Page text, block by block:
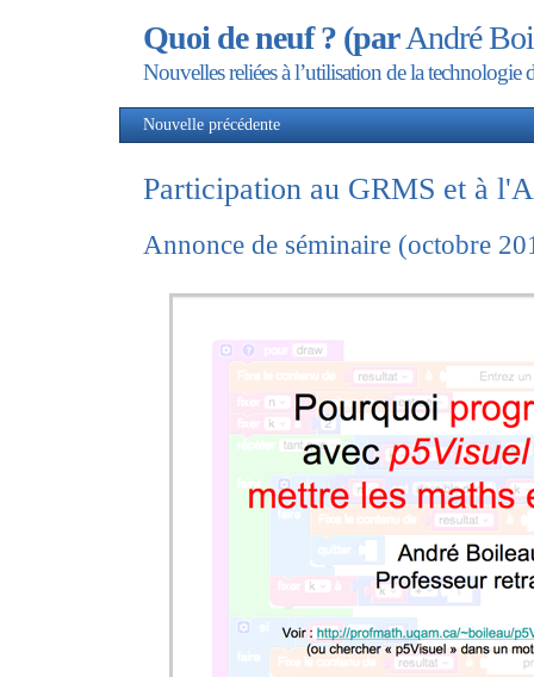
Quoi de neuf ? (parAndré
Nouvelles reliées à l’utilisation de la technologie
Nouvelle précédente
Participation au GRMS et à
Annonce de séminaire (octobre